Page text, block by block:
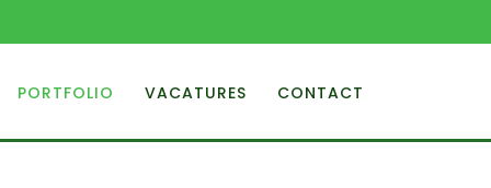
PORTFOLIO VACATURES CONTACT